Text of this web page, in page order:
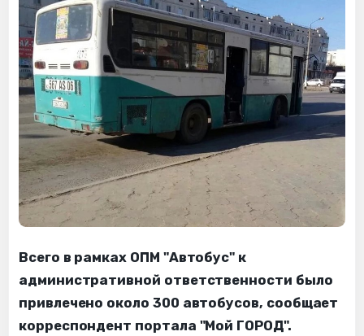
Всего в рамках ОПМ "Автобус" к
административной ответственности было
привлечено около 300 автобусов, сообщает
корреспондент портала "Мой ГОРОД".